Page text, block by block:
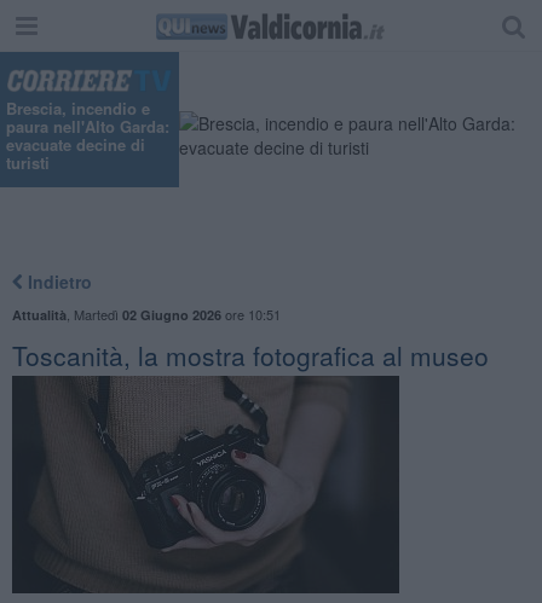
Brescia, incendio e
paura nell'Alto Garda:
evacuate decine di
turisti
Indietro
Attualità Martedì 02 Giugno 2026ore 10:51
Toscanità, la mostra fotografica al museo